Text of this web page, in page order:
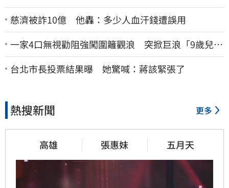
慈濟被詐10億 他轟：多少人血汗錢遭誤用
一家4口無視勸阻強闖圍籬觀浪 突掀巨浪「9歲兒當
場遭捲入海」
台北市長投票結果曝 她驚喊：蔣該緊張了
熱搜新聞 更多
高雄 張惠妹 五月天